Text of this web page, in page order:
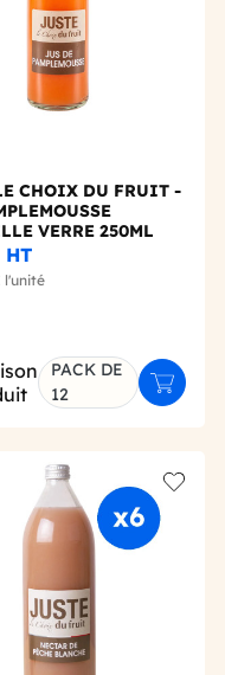
CHOIX DU FRUIT -
VERRE 250ML
HT
l'unité
PACK DE
12
Ajouter